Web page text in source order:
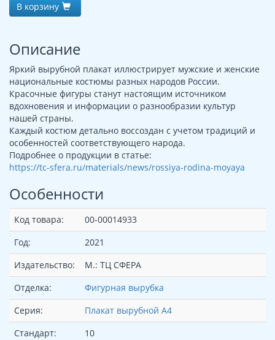
В корзину
Описание
Яркий вырубной плакат иллюстрирует мужские и женские
национальные костюмы разных народов России.
Красочные фигуры станут настоящим источником
вдохновения и информации о разнообразии культур
нашей страны.
Каждый костюм детально воссоздан с учетом традиций и
особенностей соответствующего народа.
Подробнее о продукции в статье:
https://tc-sfera.ru/materials/news/rossiya-rodina-moyaya
Особенности
Код товара:
00-00014933
Год:
2021
Издательство:
М.: ТЦ СФЕРА
Отделка:
Фигурная вырубка
Серия:
Плакат вырубной А4
Стандарт:
10